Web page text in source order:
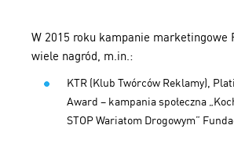
W 2015 roku kampanie marketingowe
wiele nagród, m.in.:
KTR (Klub Twórców Reklamy),
Award – kampania społeczna
STOP Wariatom Drogowym”